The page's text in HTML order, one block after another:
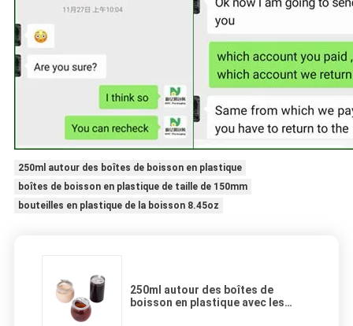
250ml autour des boîtes de boisson en plastique
boîtes de boisson en plastique de taille de 150mm
bouteilles en plastique de la boisson 8.45oz
250ml autour des boîtes de
boisson en plastique avec les